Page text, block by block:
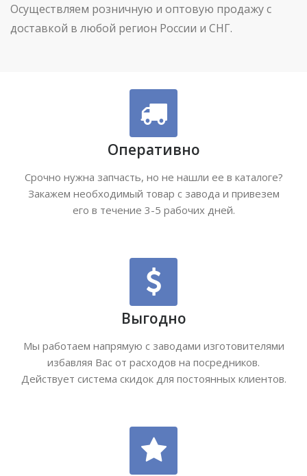
Осуществляем розничную и оптовую продажу с
доставкой в любой регион России и СНГ.
Оперативно
Срочно нужна запчасть, но не нашли ее в каталоге?
Закажем необходимый товар с завода и привезем
его в течение 3-5 рабочих дней.
Выгодно
Мы работаем напрямую с заводами изготовителями
избавляя Вас от расходов на посредников.
Действует система скидок для постоянных клиентов.